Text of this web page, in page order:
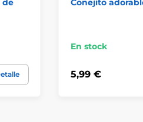
En stock
5,99 €